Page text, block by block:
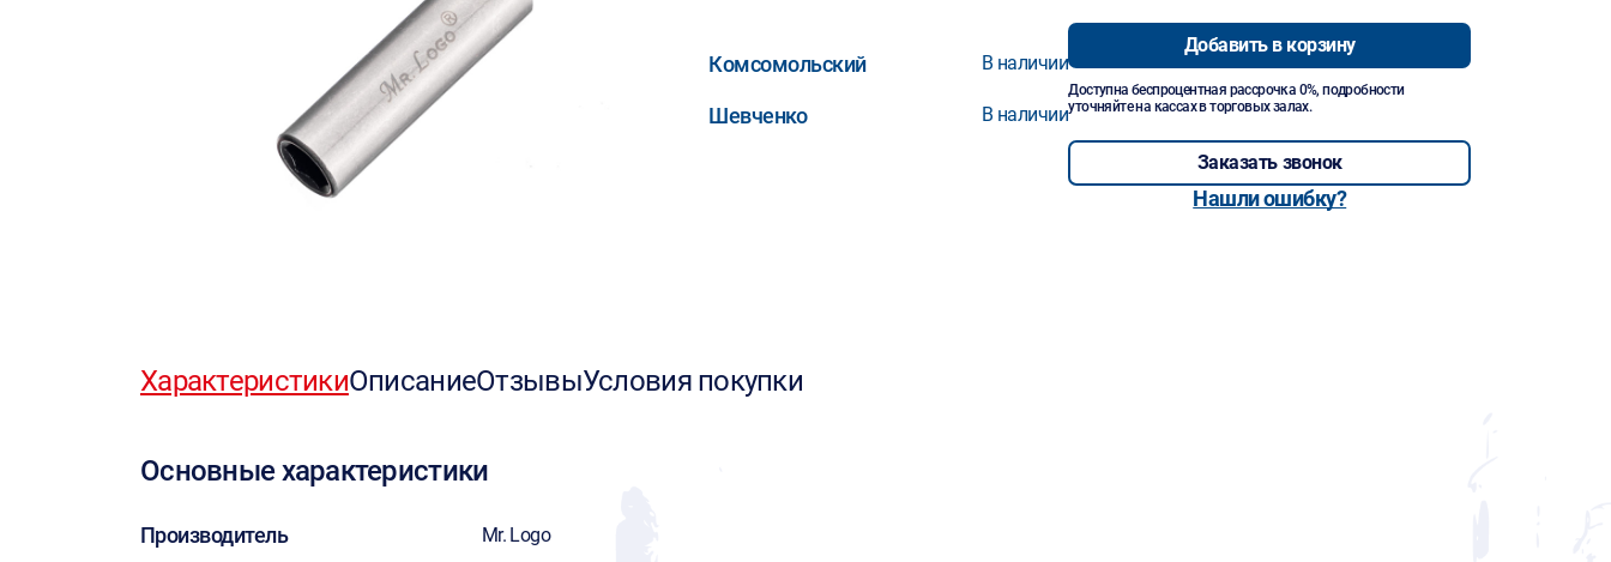
Комсомольский В наличии
Шевченко В наличии
Добавить в корзину
Доступна беспроцентная рассрочка 0%, подробности
уточняйте на кассах в торговых залах.
Заказать звонок
Нашли ошибку?
ХарактеристикиОписаниеОтзывыУсловия покупки
Основные характеристики
Производитель Mr. Logo